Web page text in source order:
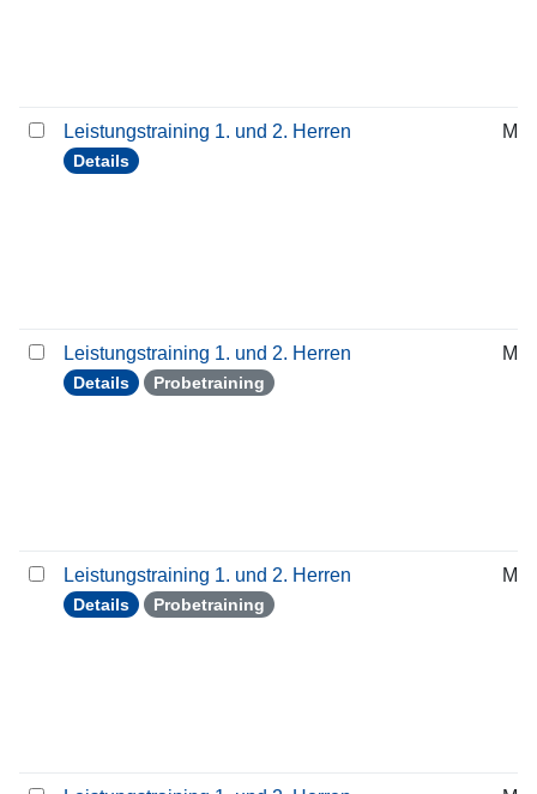
Leistungstraining 1. und 2. Herren
Details
Leistungstraining 1. und 2. Herren
Details Probetraining
Leistungstraining 1. und 2. Herren
Details Probetraining